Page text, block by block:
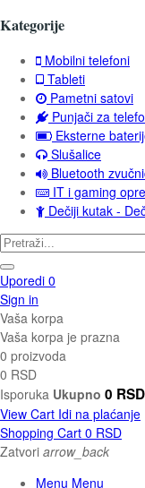
Kategorije
Mobilni telefoni
Tableti
Pametni satovi
Punjači za
Eksterne
Slušalice
Bluetooth
IT i gaming
Dečiji kutak -
Uporedi 0
Sign in
Vaša korpa
Vaša korpa je prazna
0 proizvoda
0 RSD
Isporuka Ukupno 0 RSD
View Cart Idi na plaćanje
Shopping Cart 0 RSD
Zatvori arrow_back
Menu Menu